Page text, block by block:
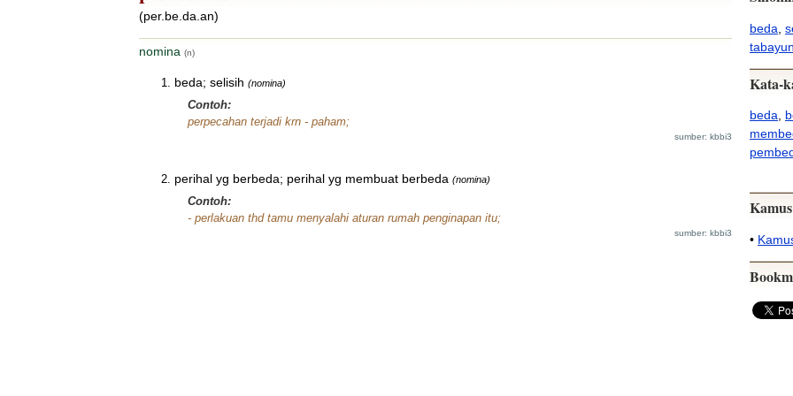
(per.be.da.an)
nomina (n)
beda; selisih (nomina)
Contoh:
perpecahan terjadi krn - paham;
sumber: kbbi3
perihal yg berbeda; perihal yg membuat berbeda (nomina)
Contoh:
- perlakuan thd tamu menyalahi aturan rumah penginapan itu;
sumber: kbbi3
beda
Kata-
beda
•